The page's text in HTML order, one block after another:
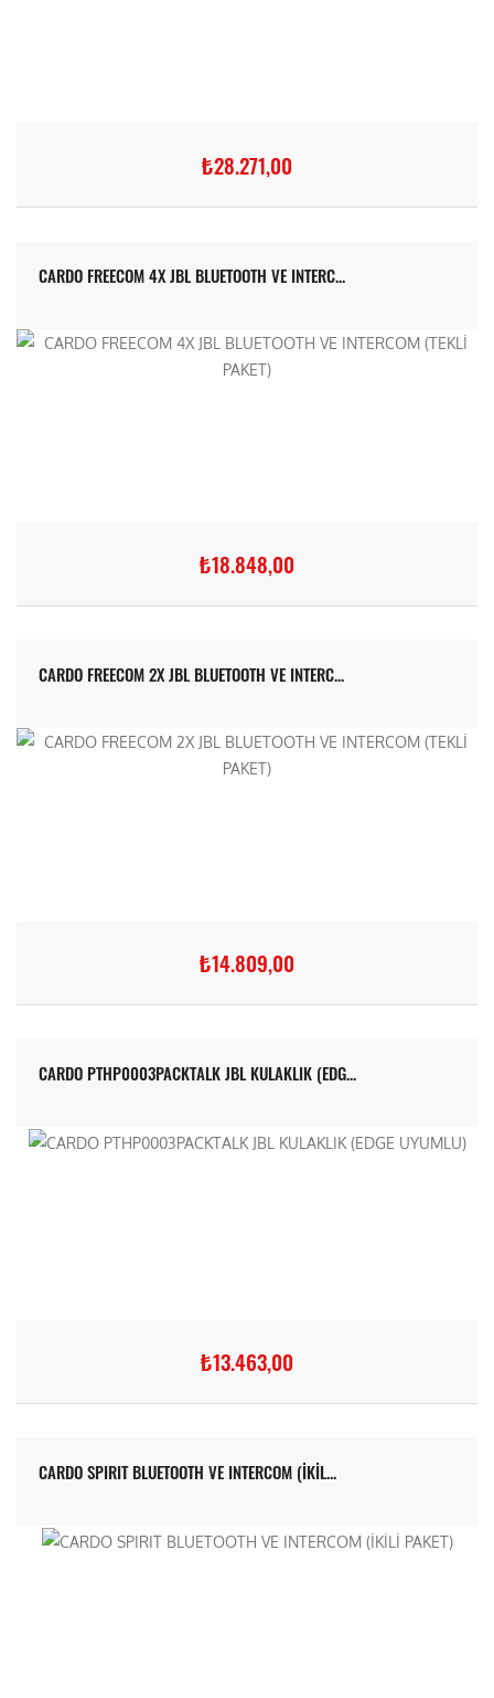
₺28.271,00
CARDO FREECOM 4X JBL BLUETOOTH VE INTERC...
₺18.848,00
CARDO FREECOM 2X JBL BLUETOOTH VE INTERC...
₺14.809,00
CARDO PTHP0003PACKTALK JBL KULAKLIK (EDG...
₺13.463,00
CARDO SPIRIT BLUETOOTH VE INTERCOM (İKİL...